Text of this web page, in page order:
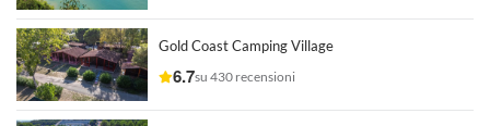
Gold Coast Camping Village
6.7su 430 recensioni